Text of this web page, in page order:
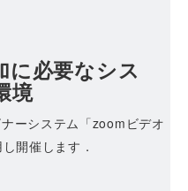
に必要なシス
境
ーシステム「zoomビデオ
開催します．